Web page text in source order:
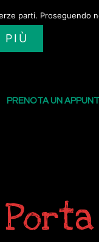
I NOSTRI
PRENOTA UN
parti. Proseguendo
PIÙ